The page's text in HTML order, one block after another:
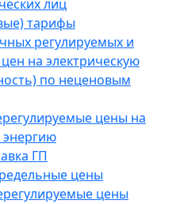
лиц
тарифы
регулируемых и
на электрическую
по неценовым
цены на
энергию
ГП
цены
цены